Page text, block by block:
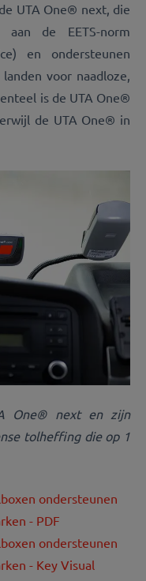
UTA One® next, die
de EETS-norm
en ondersteunen
voor naadloze,
is de UTA One®
de UTA One® in
One® next en zijn
tolheffing die op 1
ondersteunen
- PDF
ondersteunen
- Key Visual